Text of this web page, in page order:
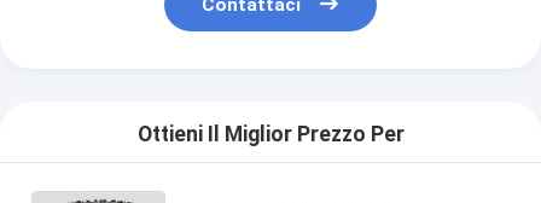
Contattaci
Ottieni Il Miglior Prezzo Per